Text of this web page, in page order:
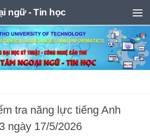
ngữ - Tin học
tra năng lực tiếng Anh
ngày 17/5/2026